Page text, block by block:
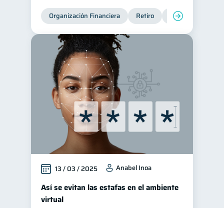
Organización Financiera Retiro Cuenta
13 / 03 / 2025 Anabel Inoa
Así se evitan las estafas en el ambiente
virtual